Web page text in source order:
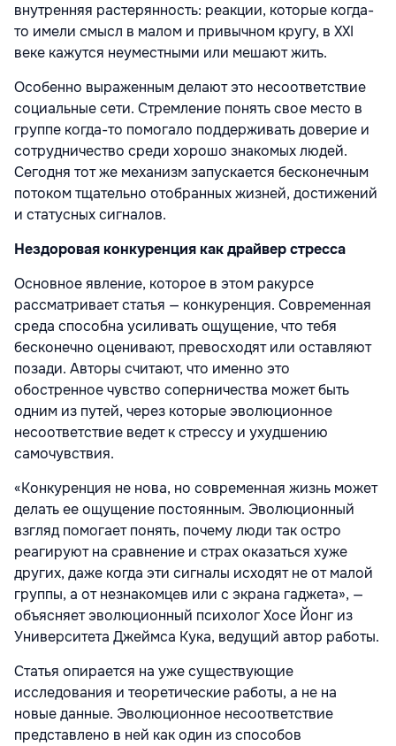
внутренняя растерянность: реакции, которые когда-
то имели смысл в малом и привычном кругу, в XXI
веке кажутся неуместными или мешают жить.
Особенно выраженным делают это несоответствие
социальные сети. Стремление понять свое место в
группе когда-то помогало поддерживать доверие и
сотрудничество среди хорошо знакомых людей.
Сегодня тот же механизм запускается бесконечным
потоком тщательно отобранных жизней, достижений
и статусных сигналов.
Нездоровая конкуренция как драйвер стресса
Основное явление, которое в этом ракурсе
рассматривает статья — конкуренция. Современная
среда способна усиливать ощущение, что тебя
бесконечно оценивают, превосходят или оставляют
позади. Авторы считают, что именно это
обостренное чувство соперничества может быть
одним из путей, через которые эволюционное
несоответствие ведет к стрессу и ухудшению
самочувствия.
«Конкуренция не нова, но современная жизнь может
делать ее ощущение постоянным. Эволюционный
взгляд помогает понять, почему люди так остро
реагируют на сравнение и страх оказаться хуже
других, даже когда эти сигналы исходят не от малой
группы, а от незнакомцев или с экрана гаджета», —
объясняет эволюционный психолог Хосе Йонг из
Университета Джеймса Кука, ведущий автор работы.
Статья опирается на уже существующие
исследования и теоретические работы, а не на
новые данные. Эволюционное несоответствие
представлено в ней как один из способов